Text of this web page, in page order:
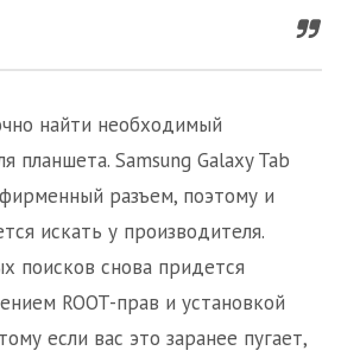
найти необходимый
планшета. Samsung Galaxy Tab
разъем, поэтому и
искать у производителя.
поисков снова придется
ROOT-прав и установкой
если вас это заранее пугает,